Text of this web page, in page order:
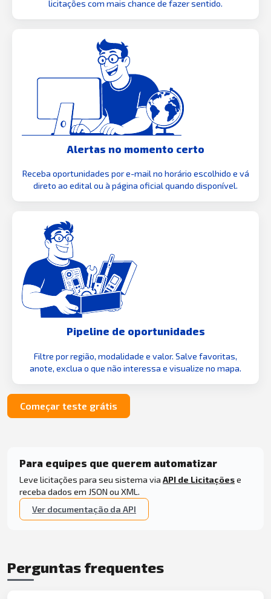
licitações com mais chance de fazer sentido.
Alertas no momento certo
Receba oportunidades por e-mail no horário escolhido e vá
direto ao edital ou à página oficial quando disponível.
Pipeline de oportunidades
Filtre por região, modalidade e valor. Salve favoritas,
anote, exclua o que não interessa e visualize no mapa.
Começar teste grátis
Para equipes que querem automatizar
Leve licitações para seu sistema via API de Licitaçõese
receba dados em JSON ou XML.
Ver documentação da API
Perguntas frequentes